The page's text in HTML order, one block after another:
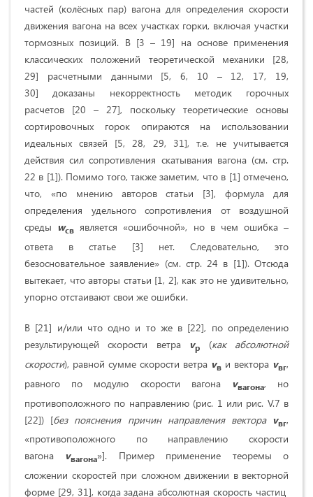
частей (колёсных пар) вагона для определения скорости
движения вагона на всех участках горки, включая участки
тормозных позиций. В [3 – 19] на основе применения
классических положений теоретической механики [28,
29] расчетными данными [5, 6, 10 – 12, 17, 19,
30] доказаны некорректность методик горочных
расчетов [20 – 27], поскольку теоретические основы
сортировочных горок опираются на использовании
идеальных связей [5, 28, 29, 31], т.е. не учитывается
действия сил сопротивления скатывания вагона (см. стр.
22 в [1]). Помимо того, также заметим, что в [1] отмечено,
что, «по мнению авторов статьи [3], формула для
определения удельного сопротивления от воздушной
среды wсв является «ошибочной», но в чем ошибка –
ответа в статье [3] нет. Следовательно, это
безосновательное заявление» (см. стр. 24 в [1]). Отсюда
вытекает, что авторы статьи [1, 2], как это не удивительно,
упорно отстаивают свои же ошибки.
В [21] и/или что одно и то же в [22], по определению
результирующей скорости ветра vр (как абсолютной
скорости), равной сумме скорости ветра vв и вектора vвг,
равного по модулю скорости вагона vвагона, но
противоположного по направлению (рис. 1 или рис. V.7 в
[22]) [без пояснения причин направления вектора vвг,
«противоположного по направлению скорости
вагона vвагона»]. Пример применение теоремы о
сложении скоростей при сложном движении в векторной
форме [29, 31], когда задана абсолютная скорость частиц